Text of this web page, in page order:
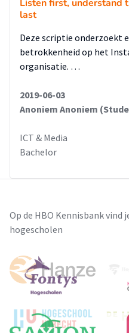
Listen first, understand
last
Deze scriptie onderzoekt
betrokkenheid op het
organisatie. …
2019-06-03
Anoniem Anoniem
ICT & Media
Bachelor
Op de HBO Kennisbank vind
hogescholen